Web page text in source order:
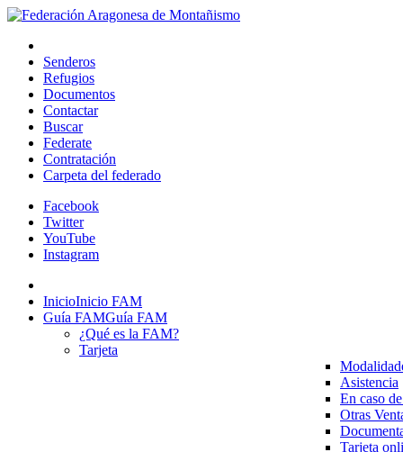
Senderos
Refugios
Documentos
Contactar
Buscar
Federate
Contratación
Carpeta del federado
Facebook
Twitter
YouTube
Instagram
InicioInicio FAM
Guía FAMGuía FAM
¿Qué es la FAM?
Tarjeta
Asistencia
En caso
Otras
Tarjeta